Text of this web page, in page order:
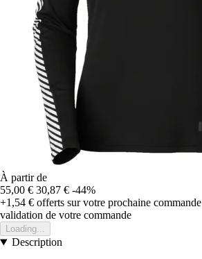
À partir de
55,00 € 30,87 € -44%
+1,54 € offerts sur votre prochaine commande
validation de votre commande
Loading...
Description